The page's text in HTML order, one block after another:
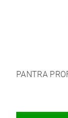
PANTRA